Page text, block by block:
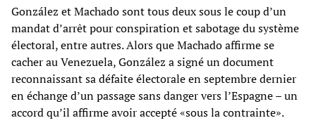
González et Machado sont tous deux sous le coup d’un
mandat d’arrêt pour conspiration et sabotage du système
électoral, entre autres. Alors que Machado affirme se
cacher au Venezuela, González a signé un document
reconnaissant sa défaite électorale en septembre dernier
en échange d’un passage sans danger vers l’Espagne – un
accord qu’il affirme avoir accepté «sous la contrainte».